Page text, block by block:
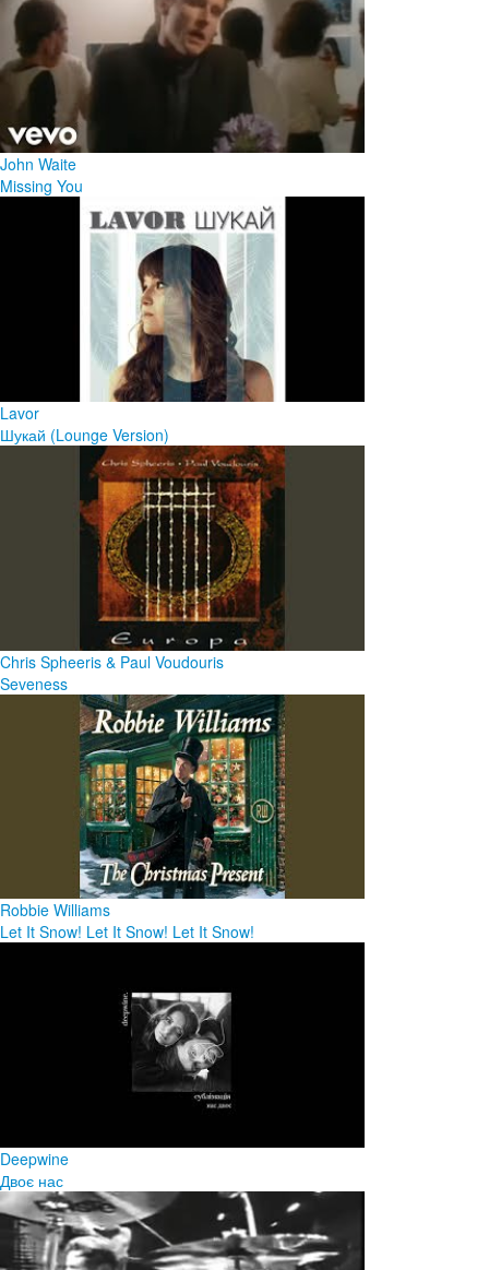
John Waite
Missing You
Lavor
Шукай (Lounge Version)
Chris Spheeris & Paul Voudouris
Seveness
Robbie Williams
Let It Snow! Let It Snow! Let It Snow!
Deepwine
Двоє нас